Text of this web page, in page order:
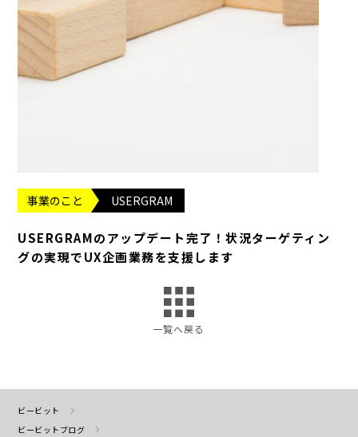
事業のこと USERGRAM
USERGRAMのアップデート完了！状況ターゲティン
グの実現でUX企画業務を支援します
一覧へ戻る
ビービット
ビービットブログ